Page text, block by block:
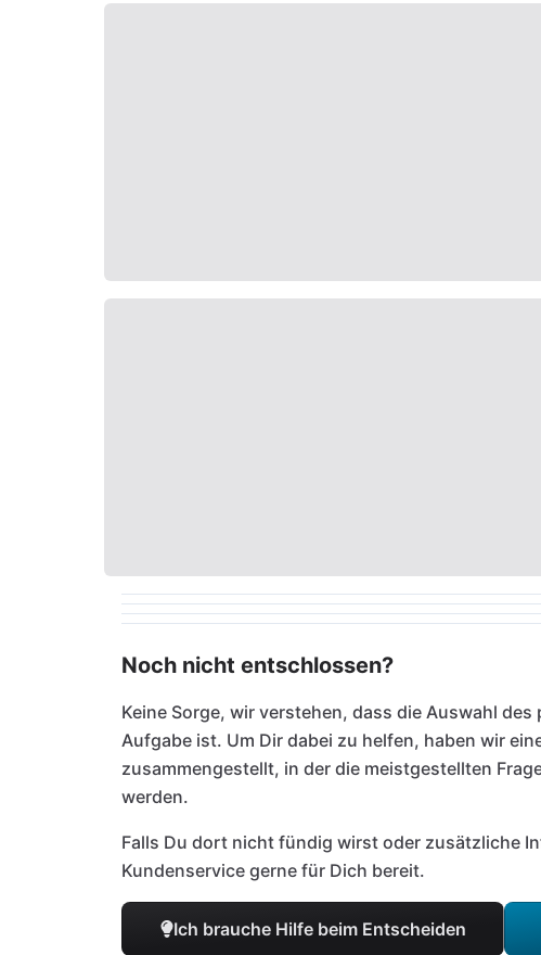
Noch nicht entschlossen?
Keine Sorge, wir verstehen, dass die Auswahl
Aufgabe ist. Um Dir dabei zu helfen, haben wir
zusammengestellt, in der die meistgestellten
werden.
Falls Du dort nicht fündig wirst oder zusätzliche
Kundenservice gerne für Dich bereit.
Ich brauche Hilfe beim Entscheiden